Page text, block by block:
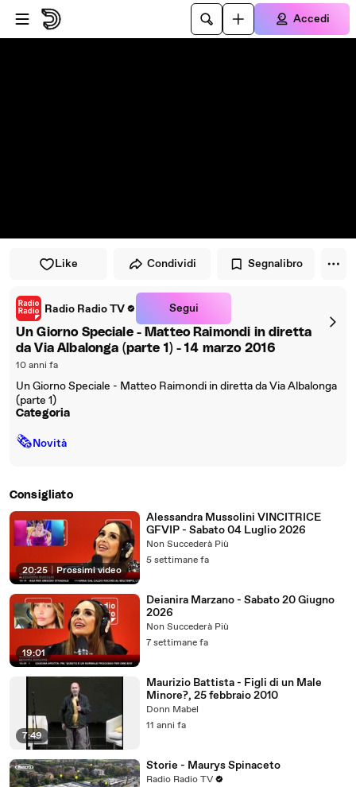
Vai al lettore
Passa al contenuto principale
Accedi
Like Condividi Segnalibro
Radio Radio TV Segui
Un Giorno Speciale - Matteo Raimondi in diretta
da Via Albalonga (parte 1) - 14 marzo 2016
10 anni fa
Un Giorno Speciale - Matteo Raimondi in diretta da Via Albalonga
(parte 1)
Categoria
🗞Novità
Consigliato
20:25 | Prossimi video
Alessandra Mussolini VINCITRICE
GFVIP - Sabato 04 Luglio 2026
Non Succederà Più
5 settimane fa
19:01
Deianira Marzano - Sabato 20 Giugno
2026
Non Succederà Più
7 settimane fa
7:49
Maurizio Battista - Figli di un Male
Minore?, 25 febbraio 2010
Donn Mabel
11 anni fa
Storie - Maurys Spinaceto
Radio Radio TV